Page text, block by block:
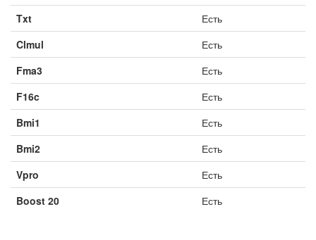
Txt
Есть
Clmul
Есть
Fma3
Есть
F16c
Есть
Bmi1
Есть
Bmi2
Есть
Vpro
Есть
Boost 20
Есть